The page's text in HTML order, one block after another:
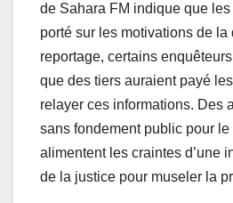
de Sahara FM indique que
porté sur les motivations de la
reportage, certains
que des tiers auraient payé
relayer ces informations. Des
sans fondement public pour le
alimentent les craintes d’une
de la justice pour museler la